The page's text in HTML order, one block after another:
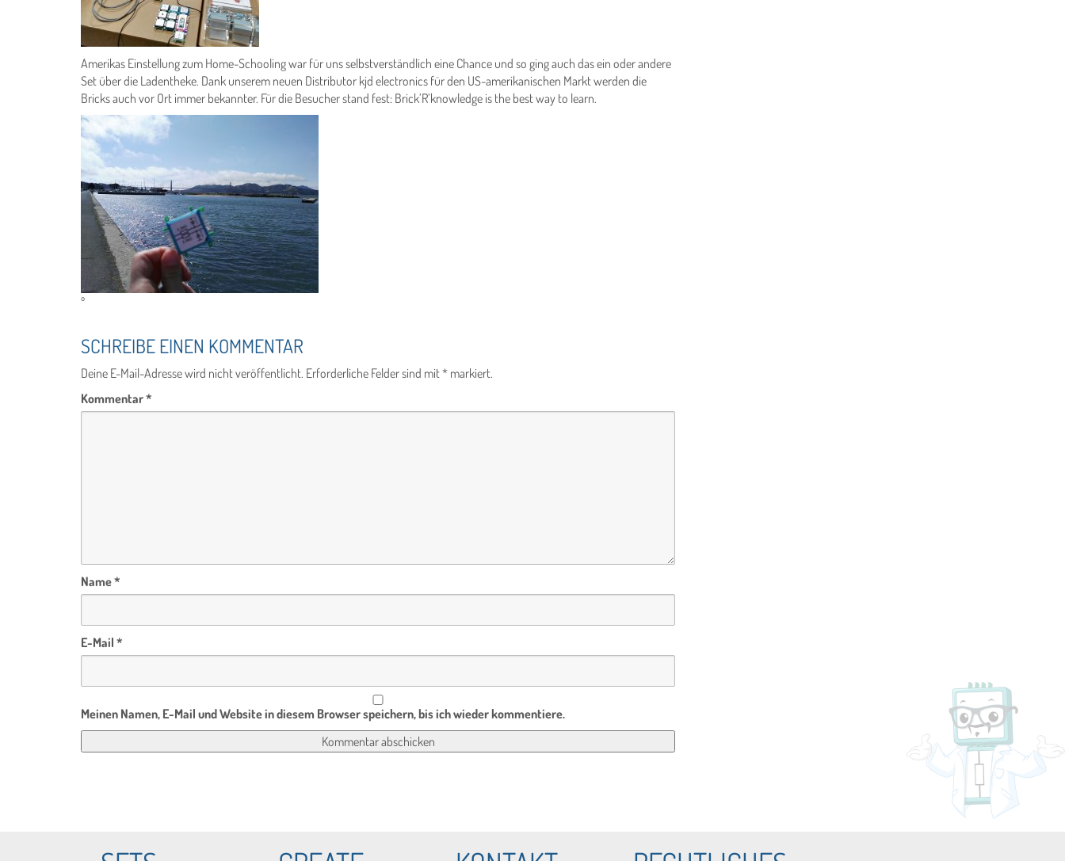
Amerikas Einstellung zum Home-Schooling war für uns selbstverständlich eine Chance und so ging auch das ein oder andere
Set über die Ladentheke. Dank unserem neuen Distributor kjd electronics für den US-amerikanischen Markt werden die
Bricks auch vor Ort immer bekannter. Für die Besucher stand fest: Brick’R’knowledge is the best way to learn.
º
SCHREIBE EINEN KOMMENTAR
Deine E-Mail-Adresse wird nicht veröffentlicht. Erforderliche Felder sind mit* markiert.
Kommentar*
Name*
E-Mail *
Meinen Namen, E-Mail und Website in diesem Browser speichern, bis ich wieder kommentiere.